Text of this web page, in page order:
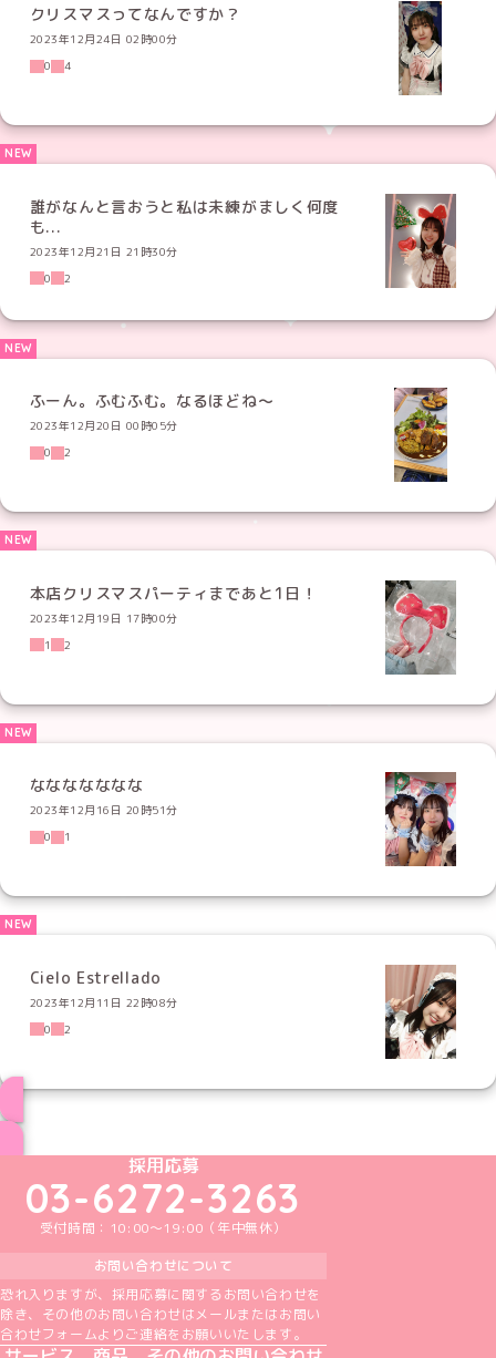
クリスマスってなんですか？
2023年12月24日 02時00分
0
4
誰がなんと言おうと私は未練がましく何度
も...
2023年12月21日 21時30分
0
2
ふーん。ふむふむ。なるほどね〜
2023年12月20日 00時05分
0
2
本店クリスマスパーティまであと1日！
2023年12月19日 17時00分
1
2
ななななななな
2023年12月16日 20時51分
0
1
Cielo Estrellado
2023年12月11日 22時08分
0
2
めいどりーみんTikTok公式アカウント
めいどりーみんX公式アカウント
めいどりーみんInstagram公式アカウント
めいどりーみんFacebook公式アカウン
めいどりーみんYouTube公式アカ
採用応募
03-6272-3263
受付時間：10:00～19:00（年中無休）
お問い合わせについて
恐れ入りますが、採用応募に関するお問い合わせを
除き、その他のお問い合わせはメールまたはお問い
合わせフォームよりご連絡をお願いいたします。